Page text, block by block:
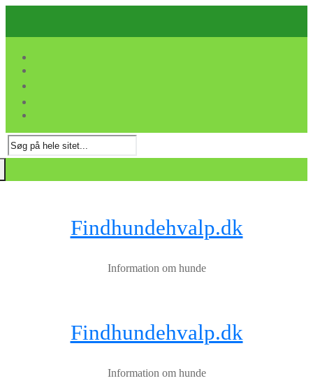
indhold
Søg
efter:
Findhundehvalp.dk
Information om hunde
Findhundehvalp.dk
Information om hunde